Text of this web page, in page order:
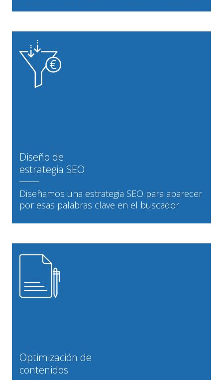
Diseño de
estrategia SEO
Diseñamos una estrategia SEO para aparecer
por esas palabras clave en el buscador
Optimización de
contenidos